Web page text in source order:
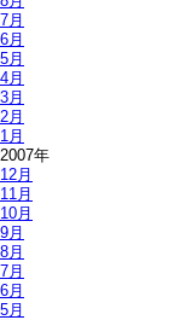
7月
6月
5月
4月
3月
2月
1月
2007年
12月
11月
10月
9月
8月
7月
6月
5月